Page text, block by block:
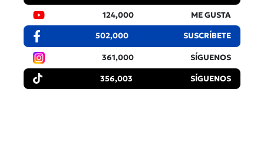
124,000 ME GUSTA
502,000 SUSCRÍBETE
361,000 SÍGUENOS
356,003 SÍGUENOS